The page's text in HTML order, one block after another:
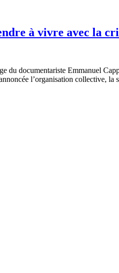
à vivre avec la
du documentariste Emmanuel
l’organisation collective,